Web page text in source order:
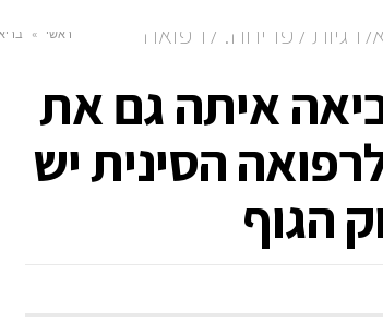
לפריחה. לרפואה ראשי »
איתה גם את
הסינית יש
הגוף